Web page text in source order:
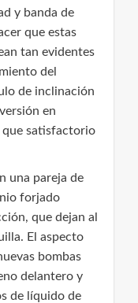
y banda de
que estas
tan evidentes
del
de inclinación
en
que satisfactorio
una pareja de
forjado
que dejan al
El aspecto
bombas
delantero y
de líquido de